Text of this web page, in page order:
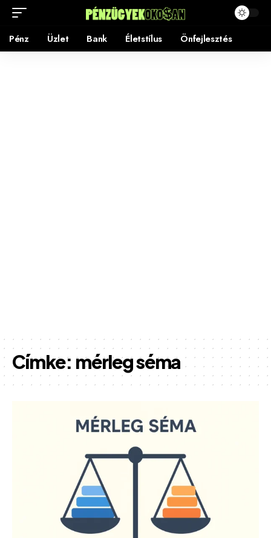
Pénz Üzlet Bank Életstílus Önfejlesztés
Címke: mérleg séma